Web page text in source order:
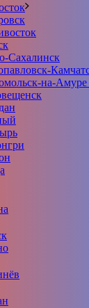
Сахалинск
на-